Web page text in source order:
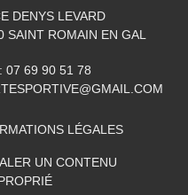
DENYS LEVARD
SAINT ROMAIN EN GAL
07 69 90 51 78
LÉGALES
UN CONTENU